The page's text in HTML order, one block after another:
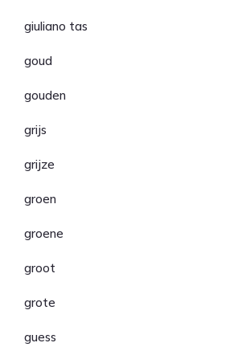
giuliano tas
goud
gouden
grijs
grijze
groen
groene
groot
grote
guess